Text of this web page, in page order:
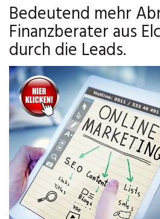
Bedeutend mehr
Finanzberater aus
durch die Leads.